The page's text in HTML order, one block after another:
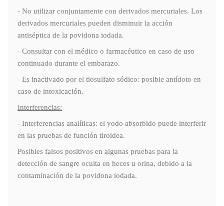
- No utilizar conjuntamente con derivados mercuriales. Los
derivados mercuriales pueden disminuir la acción
antiséptica de la povidona iodada.
- Consultar con el médico o farmacéutico en caso de uso
continuado durante el embarazo.
- Es inactivado por el tiosulfato sódico: posible antídoto en
caso de intoxicación.
Interferencias:
- Interferencias analíticas: el yodo absorbido puede interferir
en las pruebas de función tiroidea.
Posibles falsos positivos en algunas pruebas para la
detección de sangre oculta en heces u orina, debido a la
contaminación de la povidona iodada.